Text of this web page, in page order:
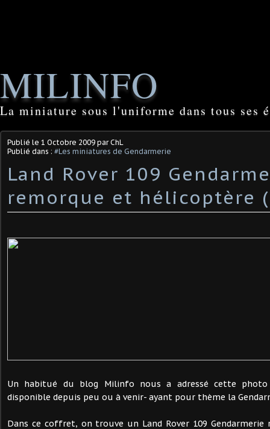
MILINFO
La miniature sous l'uniforme dans tous ses
Publié le 1 Octobre 2009 par ChL
Publié dans : #Les miniatures de Gendarmerie
Land Rover 109
remorque et hélicoptère
Un habitué du blog Milinfo nous a adressé cette
disponible depuis peu ou à venir- ayant pour thème la
Dans ce coffret, on trouve un Land Rover 109